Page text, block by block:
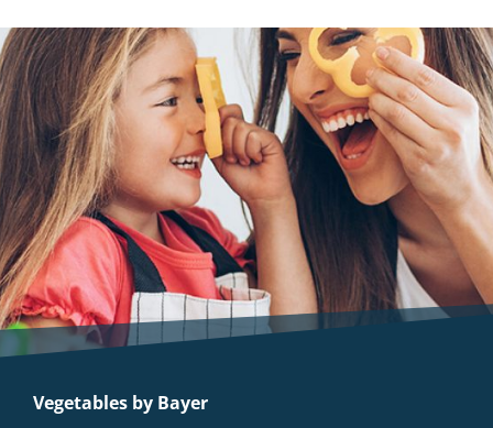
Vegetables by Bayer